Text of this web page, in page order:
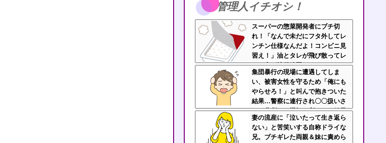
管理人イチオシ！
スーパーの惣菜開発者にブチ切
れ！「なんで未だにフタ外してレ
ンチン仕様なんだよ！コンビニ見
習え！」油とタレが飛び散ってレ
ンジ内が地獄絵図
集団暴行の現場に遭遇してしま
い、被害女性を守るため「俺にも
やらせろ！」と叫んで抱きついた
結果…警察に連行され〇〇扱いさ
れる悲劇へ←機転を利かせた結果
が裏目に出すぎて惨事
妻の流産に「泣いたって生き返ら
ない」と苦笑いする自称ドライな
兄。ブチギレた両親＆妹に責めら